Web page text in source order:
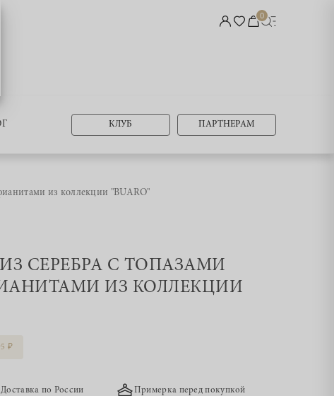
0
КЛУБ ПАРТНЕРАМ
из коллекции "BUARO"
ИЗ СЕРЕБРА С ТОПАЗАМИ
ИЗ КОЛЛЕКЦИИ
Доставка по России Примерка перед покупкой